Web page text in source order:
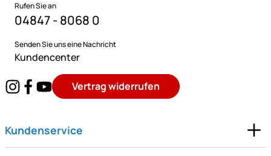
Rufen Sie an
04847 - 8068 0
Senden Sie uns eine Nachricht
Kundencenter
Vertrag widerrufen
Kundenservice